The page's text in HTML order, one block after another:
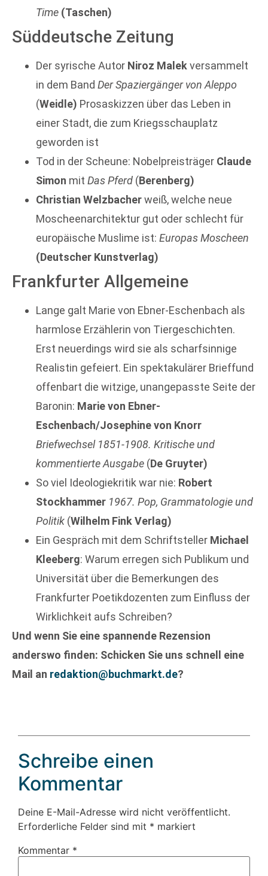
Time (Taschen)
Süddeutsche Zeitung
Der syrische Autor Niroz Malekversammelt
in dem Band Der Spaziergänger von Aleppo
(Weidle) Prosaskizzen über das Leben in
einer Stadt, die zum Kriegsschauplatz
geworden ist
Tod in der Scheune: Nobelpreisträger Claude
Simon mit Das Pferd (Berenberg)
Christian Welzbacherweiß, welche neue
Moscheenarchitektur gut oder schlecht für
europäische Muslime ist: Europas Moscheen
(Deutscher Kunstverlag)
Frankfurter Allgemeine
Lange galt Marie von Ebner-Eschenbach als
harmlose Erzählerin von Tiergeschichten.
Erst neuerdings wird sie als scharfsinnige
Realistin gefeiert. Ein spektakulärer Brieffund
offenbart die witzige, unangepasste Seite der
Baronin: Marie von Ebner-
Eschenbach/Josephine von Knorr
Briefwechsel 1851-1908. Kritische und
kommentierte Ausgabe (De Gruyter)
So viel Ideologiekritik war nie: Robert
Stockhammer 1967. Pop, Grammatologie und
Politik (Wilhelm Fink Verlag)
Ein Gespräch mit dem Schriftsteller Michael
Kleeberg: Warum erregen sich Publikum und
Universität über die Bemerkungen des
Frankfurter Poetikdozenten zum Einfluss der
Wirklichkeit aufs Schreiben?
Und wenn Sie eine spannende Rezension
anderswo finden: Schicken Sie uns schnell eine
Mail an redaktion@buchmarkt.de?
Schreibe einen
Kommentar
Deine E-Mail-Adresse wird nicht veröffentlicht.
Erforderliche Felder sind mit * markiert
Kommentar *